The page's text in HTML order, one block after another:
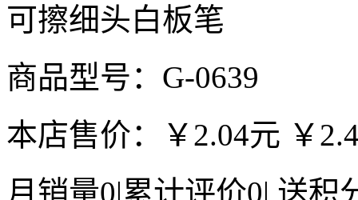
可擦细头白板笔
商品型号：G-0639
本店售价：
￥2.04元 ￥
月销量0|累计评价0| 送积